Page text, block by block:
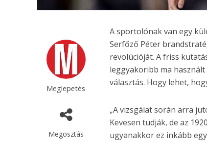
Meglepetés
Megosztás
A sportolónak van egy
Serfőző Péter
revolúcióját. A friss
leggyakoribb ma
választás. Hogy lehet,
„A vizsgálat során arra
Kevesen tudják, de az
ugyanakkor ez inkább